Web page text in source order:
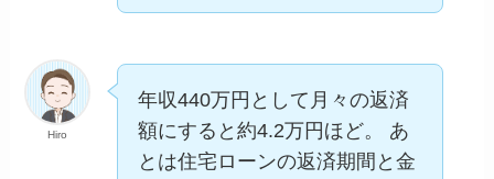
Hiro
年収440万円として月々の返済
額にすると約4.2万円ほど。 あ
とは住宅ローンの返済期間と金